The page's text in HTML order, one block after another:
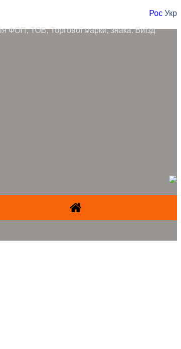
Рос Укр
ФОП, ТОВ, Торгової марки, знака. Виїзд